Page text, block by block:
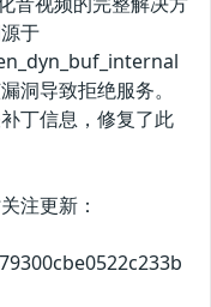
于
洞导致拒绝服务。
丁信息，修复了此
注更新：